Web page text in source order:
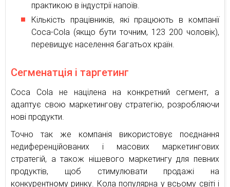
практикою в індустрії напоїв.
Кількість працівників, які працюють в компанії
Coca-Cola (якщо бути точним, 123 200 чоловік),
перевищує населення багатьох країн.
Сегменатція і таргетинг
Coca Cola не націлена на конкретний сегмент, а
адаптує свою маркетингову стратегію, розробляючи
нові продукти.
Точно так же компанія використовує поєднання
недиференційованих і масових маркетингових
стратегій, а також нішевого маркетингу для певних
продуктів, щоб стимулювати продажі на
конкурентному ринку. Кола популярна у всьому світі і